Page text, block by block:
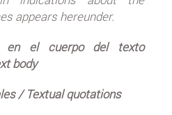
appears hereunder.
en el cuerpo del texto
body
/ Textual quotations